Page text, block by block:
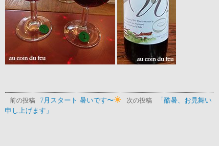
前の投稿 7月スタート 暑いです〜 次の投稿
「酷暑、お見舞い
申し上げます」